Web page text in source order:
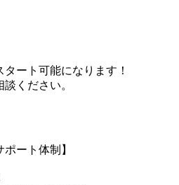
ート可能になります！
ください。
ート体制】